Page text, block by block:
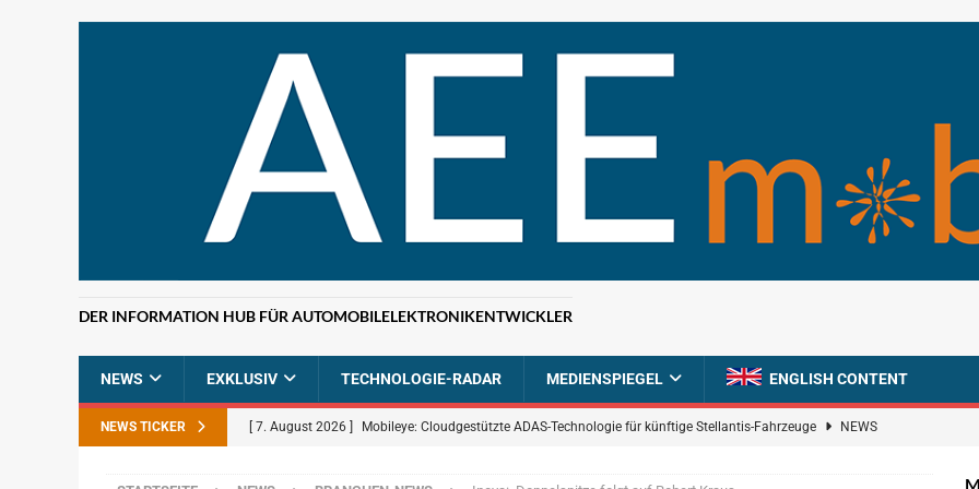
DER INFORMATION HUB FÜR AUTOMOBILELEKTRONIKENTWICKLER
NEWS EXKLUSIV TECHNOLOGIE-RADAR MEDIENSPIEGEL ENGLISH CONTENT
NEWS TICKER [ 7. August 2026 ] Mobileye: Cloudgestützte ADAS-Technologie für künftige Stellantis-Fahrzeuge NEWS